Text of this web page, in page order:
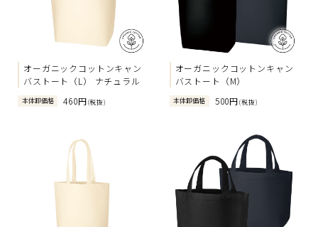
オーガニックコットンキャン
バストート（L） ナチュラル
本体卸価格 460円(税抜)
オーガニックコットンキャン
バストート（M）
本体卸価格 500円(税抜)